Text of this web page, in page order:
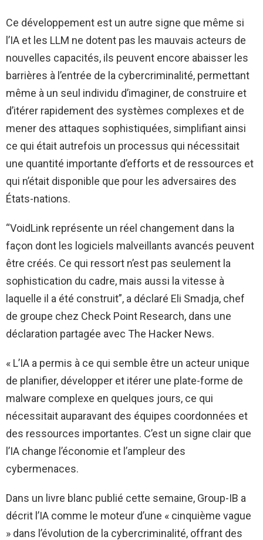
Ce développement est un autre signe que même si
l’IA et les LLM ne dotent pas les mauvais acteurs de
nouvelles capacités, ils peuvent encore abaisser les
barrières à l’entrée de la cybercriminalité, permettant
même à un seul individu d’imaginer, de construire et
d’itérer rapidement des systèmes complexes et de
mener des attaques sophistiquées, simplifiant ainsi
ce qui était autrefois un processus qui nécessitait
une quantité importante d’efforts et de ressources et
qui n’était disponible que pour les adversaires des
États-nations.
“VoidLink représente un réel changement dans la
façon dont les logiciels malveillants avancés peuvent
être créés. Ce qui ressort n’est pas seulement la
sophistication du cadre, mais aussi la vitesse à
laquelle il a été construit”, a déclaré Eli Smadja, chef
de groupe chez Check Point Research, dans une
déclaration partagée avec The Hacker News.
« L’IA a permis à ce qui semble être un acteur unique
de planifier, développer et itérer une plate-forme de
malware complexe en quelques jours, ce qui
nécessitait auparavant des équipes coordonnées et
des ressources importantes. C’est un signe clair que
l’IA change l’économie et l’ampleur des
cybermenaces.
Dans un livre blanc publié cette semaine, Group-IB a
décrit l’IA comme le moteur d’une « cinquième vague
» dans l’évolution de la cybercriminalité, offrant des